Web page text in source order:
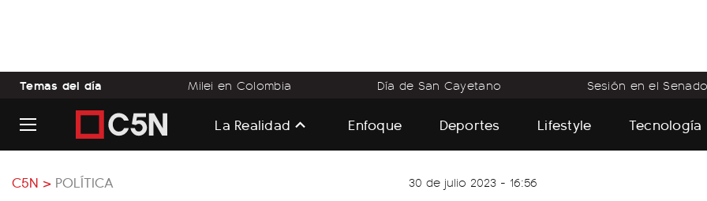
Temas del día Milei en Colombia Día de San Cayetano Sesión en el Senado
La Realidad Enfoque Deportes Lifestyle Tecnología
C5N > POLÍTICA 30 de julio 2023 - 16:56